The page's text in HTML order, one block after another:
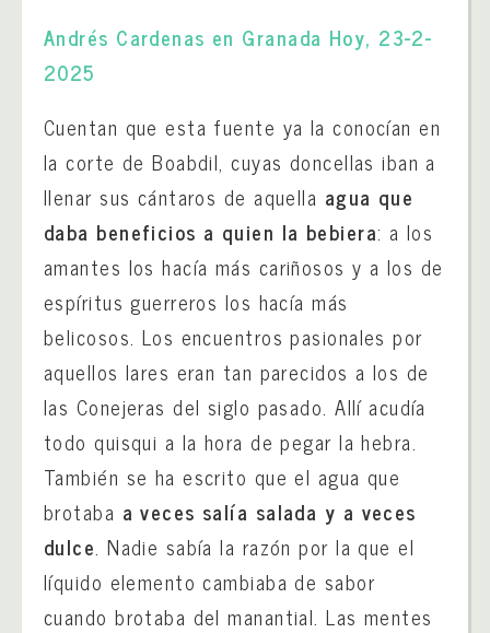
Andrés Cardenas en Granada Hoy, 23-2-
2025
Cuentan que esta fuente ya la conocían en
la corte de Boabdil, cuyas doncellas iban a
llenar sus cántaros de aquella agua que
daba beneficios a quien la bebiera: a los
amantes los hacía más cariñosos y a los de
espíritus guerreros los hacía más
belicosos. Los encuentros pasionales por
aquellos lares eran tan parecidos a los de
las Conejeras del siglo pasado. Allí acudía
todo quisqui a la hora de pegar la hebra.
También se ha escrito que el agua que
brotaba a veces salía salada y a veces
dulce. Nadie sabía la razón por la que el
líquido elemento cambiaba de sabor
cuando brotaba del manantial. Las mentes